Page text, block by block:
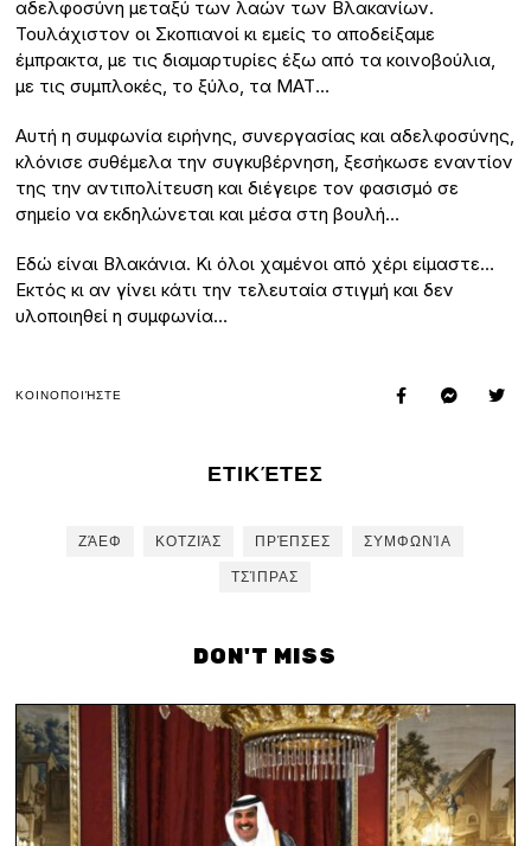
αδελφοσύνη μεταξύ των λαών των Βλακανίων.
Τουλάχιστον οι Σκοπιανοί κι εμείς το αποδείξαμε
έμπρακτα, με τις διαμαρτυρίες έξω από τα κοινοβούλια,
με τις συμπλοκές, το ξύλο, τα ΜΑΤ…
Αυτή η συμφωνία ειρήνης, συνεργασίας και αδελφοσύνης,
κλόνισε συθέμελα την συγκυβέρνηση, ξεσήκωσε εναντίον
της την αντιπολίτευση και διέγειρε τον φασισμό σε
σημείο να εκδηλώνεται και μέσα στη βουλή…
Εδώ είναι Βλακάνια. Κι όλοι χαμένοι από χέρι είμαστε…
Εκτός κι αν γίνει κάτι την τελευταία στιγμή και δεν
υλοποιηθεί η συμφωνία…
ΚΟΙΝΟΠΟΙΉΣΤΕ
ΕΤΙΚΈΤΕΣ
ΖΆΕΦ ΚΟΤΖΙΆΣ ΠΡΈΠΣΕΣ
ΣΥΜΦΩΝΊΑ
ΤΣΊΠΡΑΣ
DON'T MISS